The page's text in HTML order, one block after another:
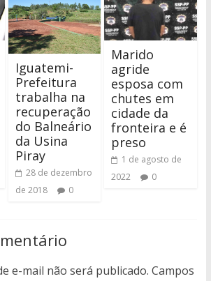
Iguatemi-
Prefeitura
trabalha na
recuperação
do Balneário
da Usina
Piray
28 de dezembro
de 2018
0
Marido
agride
esposa com
chutes em
cidade da
fronteira e é
preso
1 de agosto de
2022
0
e-mail não será publicado. Campos